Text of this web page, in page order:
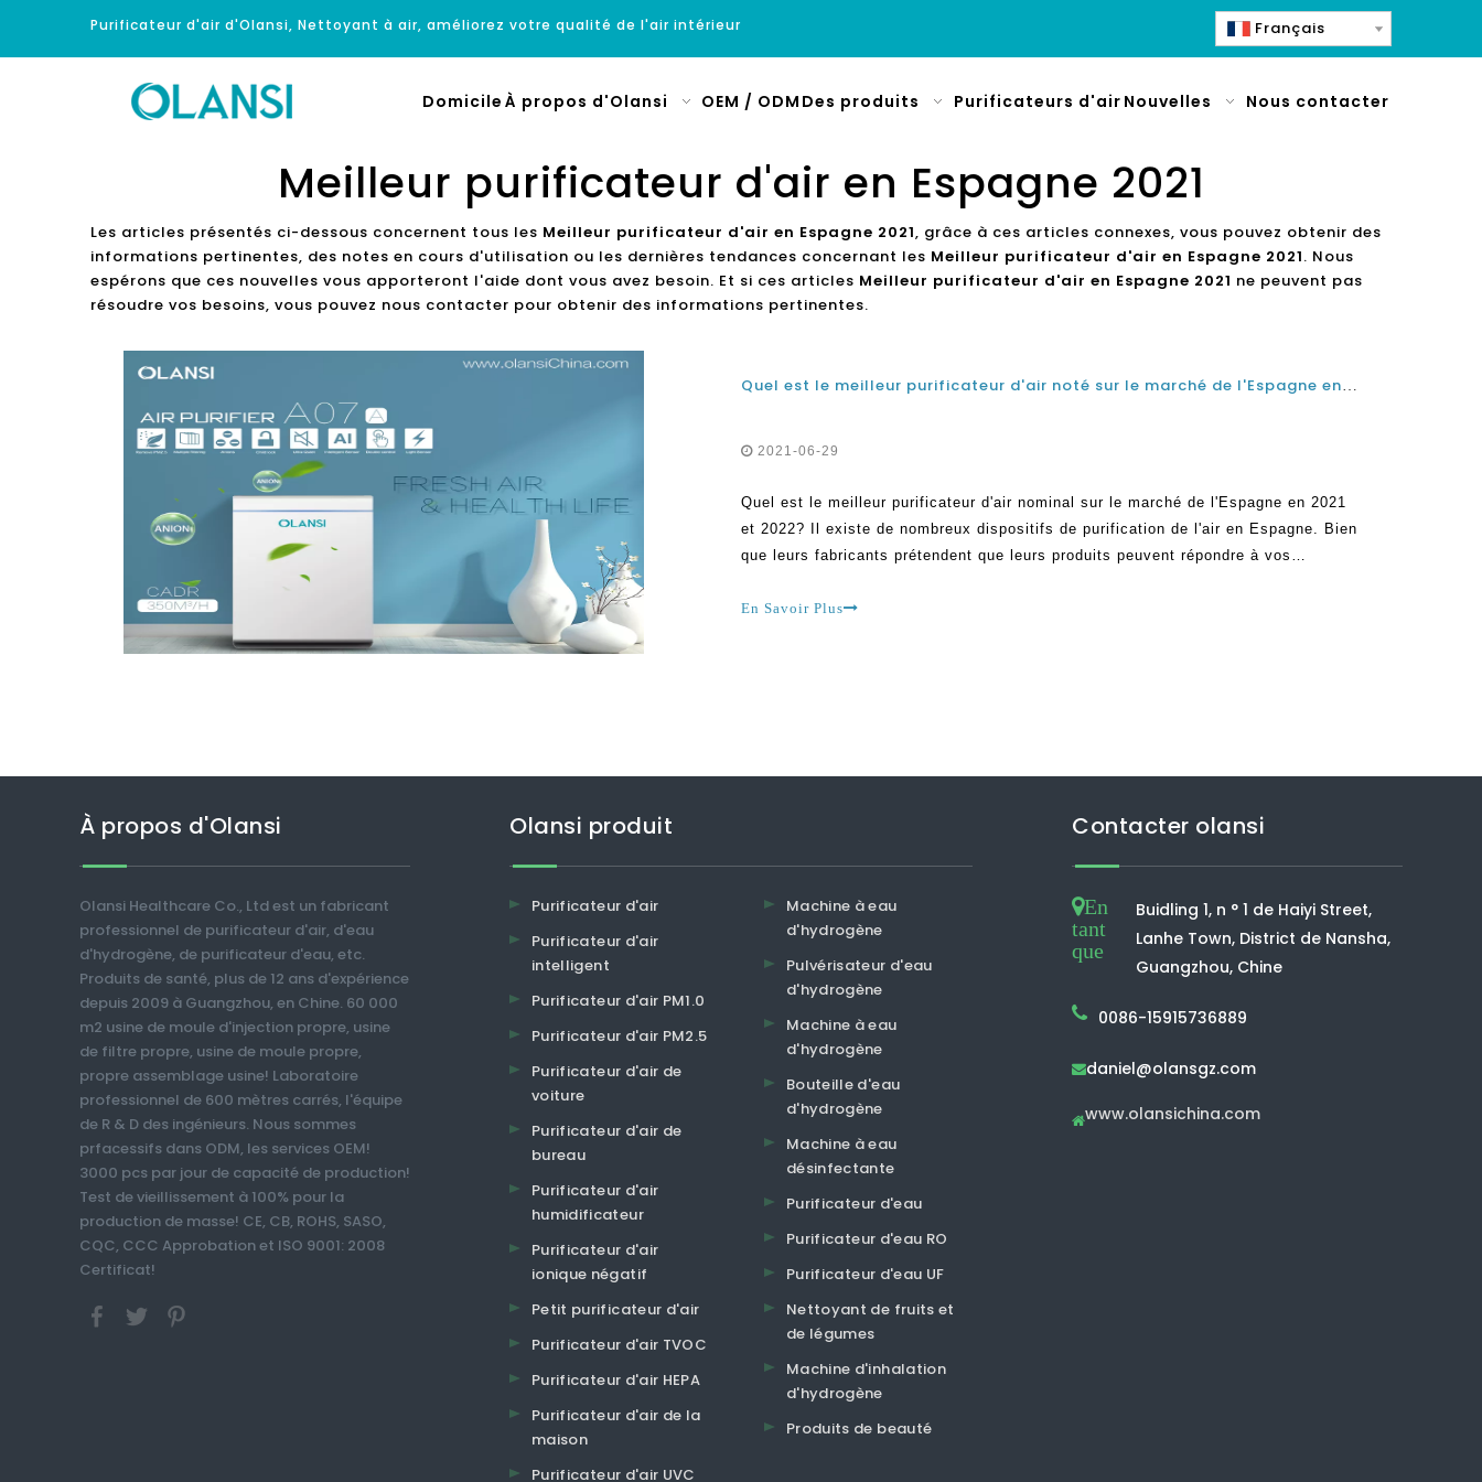
Purificateur d'air d'Olansi, Nettoyant à air, améliorez votre qualité de l'air intérieur Français
Domicile À propos d'Olansi OEM / ODM Des produits Purificateurs d'air Nouvelles Nous contacter
Meilleur purificateur d'air en Espagne 2021
Les articles présentés ci-dessous concernent tous les Meilleur purificateur d'air en Espagne 2021, grâce à ces articles connexes, vous pouvez obtenir des
informations pertinentes, des notes en cours d'utilisation ou les dernières tendances concernant les Meilleur purificateur d'air en Espagne 2021. Nous
espérons que ces nouvelles vous apporteront l'aide dont vous avez besoin. Et si ces articles Meilleur purificateur d'air en Espagne 2021 ne peuvent pas
résoudre vos besoins, vous pouvez nous contacter pour obtenir des informations pertinentes.
Quel est le meilleur purificateur d'air noté sur le marché de l'Espagne en 2021 et 2022?
2021-06-29
Quel est le meilleur purificateur d'air nominal sur le marché de l'Espagne en 2021
et 2022? Il existe de nombreux dispositifs de purification de l'air en Espagne. Bien
que leurs fabricants prétendent que leurs produits peuvent répondre à vos
plupart des purificateurs d'air ne sont pas bons
En Savoir Plus
À propos d'Olansi
Olansi Healthcare Co., Ltd est un fabricant
professionnel de purificateur d'air, d'eau
d'hydrogène, de purificateur d'eau, etc.
Produits de santé, plus de 12 ans d'expérience
depuis 2009 à Guangzhou, en Chine. 60 000
m2 usine de moule d'injection propre, usine
de filtre propre, usine de moule propre,
propre assemblage usine! Laboratoire
professionnel de 600 mètres carrés, l'équipe
de R & D des ingénieurs. Nous sommes
prfacessifs dans ODM, les services OEM!
3000 pcs par jour de capacité de production!
Test de vieillissement à 100% pour la
production de masse! CE, CB, ROHS, SASO,
CQC, CCC Approbation et ISO 9001: 2008
Certificat!
Olansi produit
Purificateur d'air
Purificateur d'air
intelligent
Purificateur d'air PM1.0
Purificateur d'air PM2.5
Purificateur d'air de
voiture
Purificateur d'air de
bureau
Purificateur d'air
humidificateur
Purificateur d'air
ionique négatif
Petit purificateur d'air
Purificateur d'air TVOC
Purificateur d'air HEPA
Purificateur d'air de la
maison
Purificateur d'air UVC
Machine à eau
d'hydrogène
Pulvérisateur d'eau
d'hydrogène
Machine à eau
d'hydrogène
Bouteille d'eau
d'hydrogène
Machine à eau
désinfectante
Purificateur d'eau
Purificateur d'eau RO
Purificateur d'eau UF
Nettoyant de fruits et
de légumes
Machine d'inhalation
d'hydrogène
Produits de beauté
Contacter olansi
En
tant
que
Buidling 1, n ° 1 de Haiyi Street,
Lanhe Town, District de Nansha,
Guangzhou, Chine
0086-15915736889
daniel@olansgz.com
www.olansichina.com